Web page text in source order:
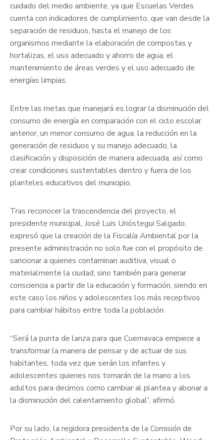
cuidado del medio ambiente, ya que Escuelas Verdes
cuenta con indicadores de cumplimiento, que van desde la
separación de residuos, hasta el manejo de los
organismos mediante la elaboración de compostas y
hortalizas, el uso adecuado y ahorro de agua, el
mantenimiento de áreas verdes y el uso adecuado de
energías limpias.
Entre las metas que manejará es lograr la disminución del
consumo de energía en comparación con el ciclo escolar
anterior, un menor consumo de agua, la reducción en la
generación de residuos y su manejo adecuado, la
clasificación y disposición de manera adecuada, así como
crear condiciones sustentables dentro y fuera de los
planteles educativos del municipio.
Tras reconocer la trascendencia del proyecto, el
presidente municipal, José Luis Urióstegui Salgado,
expresó que la creación de la Fiscalía Ambiental por la
presente administración no solo fue con el propósito de
sancionar a quienes contaminan auditiva, visual o
materialmente la ciudad, sino también para generar
consciencia a partir de la educación y formación, siendo en
este caso los niños y adolescentes los más receptivos
para cambiar hábitos entre toda la población.
“Será la punta de lanza para que Cuernavaca empiece a
transformar la manera de pensar y de actuar de sus
habitantes, toda vez que serán los infantes y
adolescentes quienes nos tomarán de la mano a los
adultos para decirnos como cambiar al plantea y abonar a
la disminución del calentamiento global”, afirmó.
Por su lado, la regidora presidenta de la Comisión de